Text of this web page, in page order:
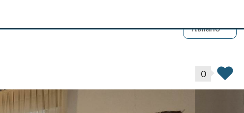
Italiano
0